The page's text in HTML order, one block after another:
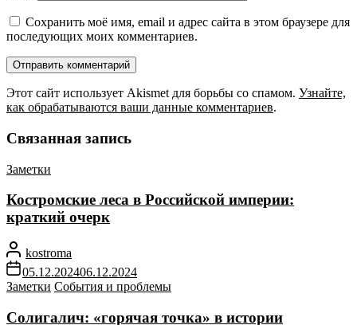
Сохранить моё имя, email и адрес сайта в этом браузере для
последующих моих комментариев.
Этот сайт использует Akismet для борьбы со спамом. Узнайте,
как обрабатываются ваши данные комментариев.
Связанная запись
Заметки
Костромские леса в Российской империи:
краткий очерк
kostroma
05.12.202406.12.2024
Заметки События и проблемы
Солигалич: «горячая точка» в истории